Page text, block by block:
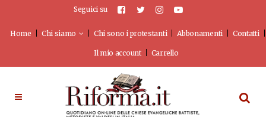
Seguici su
Home Chi siamo Chi sono i protestanti Abbonamenti Contatti
Il mio account Carrello